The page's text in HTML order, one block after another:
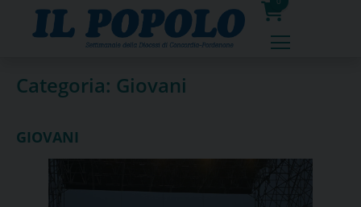
0
prodotti
Categoria: Giovani
GIOVANI